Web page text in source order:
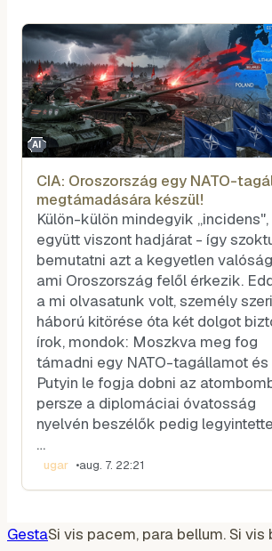
AI
CIA: Oroszország egy NATO-
megtámadására készül!
Külön-külön mindegyik „incidens",
együtt viszont hadjárat - így
bemutatni azt a kegyetlen
ami Oroszország felől érkezik.
a mi olvasatunk volt, személy
háború kitörése óta két dolgot
írok, mondok: Moszkva meg fog
támadni egy NATO-tagállamot és
Putyin le fogja dobni az
persze a diplomáciai óvatosság
nyelvén beszélők pedig
…
ugar •aug. 7. 22:21
GestaSi vis pacem, para bellum. Si vis